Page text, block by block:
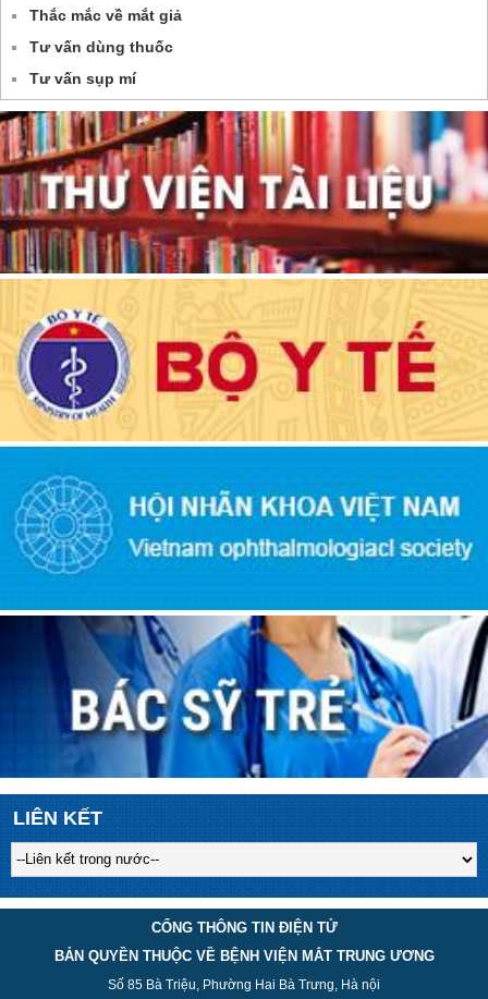
Thắc mắc về mắt giả
Tư vấn dùng thuốc
Tư vấn sụp mí
LIÊN KẾT
CỔNG THÔNG TIN ĐIỆN TỬ
BẢN QUYỀN THUỘC VỀ BỆNH VIỆN MẮT TRUNG ƯƠNG
Số 85 Bà Triệu, Phường Hai Bà Trưng, Hà nội